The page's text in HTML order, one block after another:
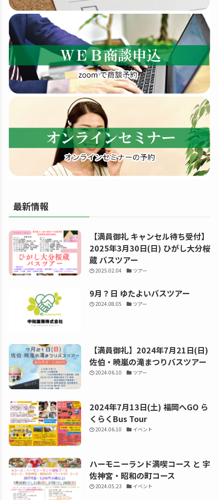
索
す
る
最新情報
【満員御礼 キャンセル待ち受付】
2025年3月30日(日) ひがし大分桜
蔵 バスツアー
2025.02.04 ツアー
9月？日 ゆたよいバスツアー
2024.08.05 ツアー
【満員御礼】2024年7月21日(日)
佐伯・暁嵐の滝まつりバスツアー
2024.06.10 ツアー
2024年7月13日(土) 福岡へGO ら
くらくBus Tour
2024.06.10 イベント
ハーモニーランド満喫コース と 宇
佐神宮・昭和の町コース
2024.05.23 イベント